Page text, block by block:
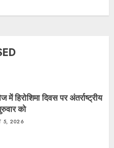
हिरोशिमा दिवस पर अंतर्राष्ट्रीय
को
5, 2026